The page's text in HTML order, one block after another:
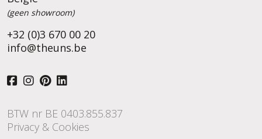
(geen showroom)
+32 (0)3 670 00 20
info@theuns.be
BTW nr BE 0403.855.837
Privacy & Cookies